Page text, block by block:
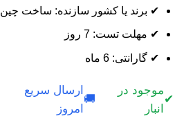
✔ برند یا کشور سازنده: ساخت چین
✔ مهلت تست: 7 روز
✔ گارانتی: 6 ماه
✔
موجود در
انبار
🚚
ارسال سریع
امروز